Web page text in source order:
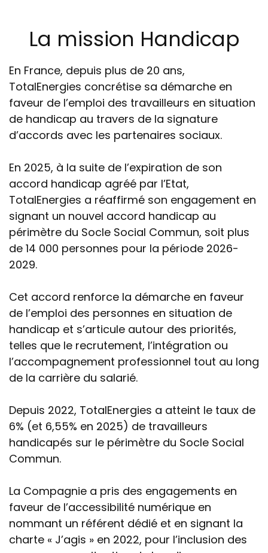
La mission Handicap
En France, depuis plus de 20 ans,
TotalEnergies concrétise sa démarche en
faveur de l’emploi des travailleurs en situation
de handicap au travers de la signature
d’accords avec les partenaires sociaux.
En 2025, à la suite de l’expiration de son
accord handicap agréé par l’Etat,
TotalEnergies a réaffirmé son engagement en
signant un nouvel accord handicap au
périmètre du Socle Social Commun, soit plus
de 14 000 personnes pour la période 2026-
2029.
Cet accord renforce la démarche en faveur
de l’emploi des personnes en situation de
handicap et s’articule autour des priorités,
telles que le recrutement, l’intégration ou
l’accompagnement professionnel tout au long
de la carrière du salarié.
Depuis 2022, TotalEnergies a atteint le taux de
6% (et 6,55% en 2025) de travailleurs
handicapés sur le périmètre du Socle Social
Commun.
La Compagnie a pris des engagements en
faveur de l’accessibilité numérique en
nommant un référent dédié et en signant la
charte « J’agis » en 2022, pour l’inclusion des